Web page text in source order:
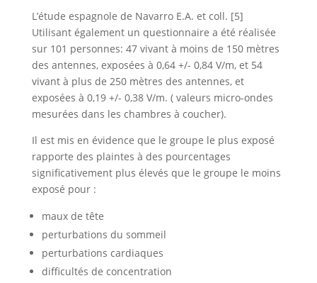
L’étude espagnole de Navarro E.A. et coll. [5]
Utilisant également un questionnaire a été réalisée
sur 101 personnes: 47 vivant à moins de 150 mètres
des antennes, exposées à 0,64 +/- 0,84 V/m, et 54
vivant à plus de 250 mètres des antennes, et
exposées à 0,19 +/- 0,38 V/m. ( valeurs micro-ondes
mesurées dans les chambres à coucher).
Il est mis en évidence que le groupe le plus exposé
rapporte des plaintes à des pourcentages
significativement plus élevés que le groupe le moins
exposé pour :
maux de tête
perturbations du sommeil
perturbations cardiaques
difficultés de concentration